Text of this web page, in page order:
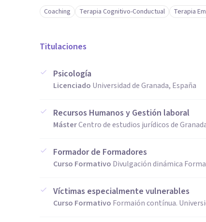
Coaching Terapia Cognitivo-Conductual Terapia
Titulaciones
Psicología
Licenciado Universidad de Granada, España
Recursos Humanos y Gestión laboral
MásterCentro de estudios jurídicos de
Formador de Formadores
Curso Formativo Divulgación dinámica
Víctimas especialmente vulnerables
Curso Formativo Formaión contínua.